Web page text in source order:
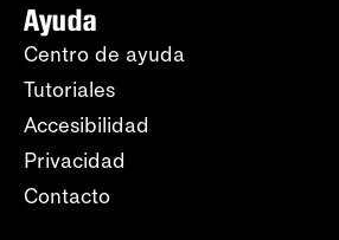
Ayuda
Centro de ayuda
Tutoriales
Accesibilidad
Privacidad
Contacto